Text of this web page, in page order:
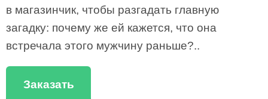
в магазинчик, чтобы разгадать главную
загадку: почему же ей кажется, что она
встречала этого мужчину раньше?..
Заказать